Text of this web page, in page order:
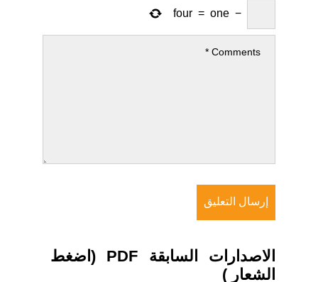
−
one
=
four
الاصدارات السابقة PDF (اضغط
الشعار )